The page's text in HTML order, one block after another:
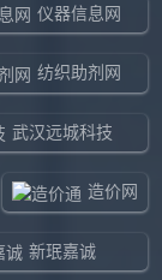
仪器信息网
纺织助剂网
武汉远城科技
造价网
新珉嘉诚